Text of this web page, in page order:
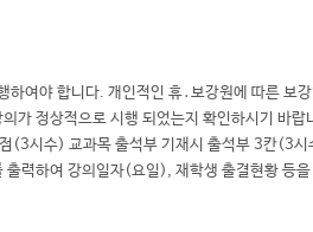
여야 합니다. 개인적인 휴․보강원에 따른 보
가 정상적으로 시행 되었는지 확인하시기 바랍
(3시수) 교과목 출석부 기재시 출석부 3칸(3
력하여 강의일자(요일), 재학생 출결현황 등